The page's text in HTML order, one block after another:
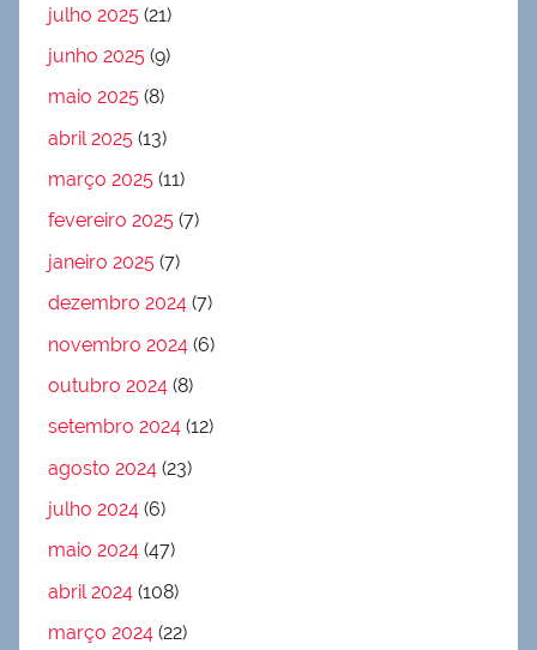
julho 2025 (21)
junho 2025 (9)
maio 2025 (8)
abril 2025 (13)
março 2025 (11)
fevereiro 2025 (7)
janeiro 2025 (7)
dezembro 2024 (7)
novembro 2024 (6)
outubro 2024 (8)
setembro 2024 (12)
agosto 2024 (23)
julho 2024 (6)
maio 2024 (47)
abril 2024 (108)
março 2024 (22)